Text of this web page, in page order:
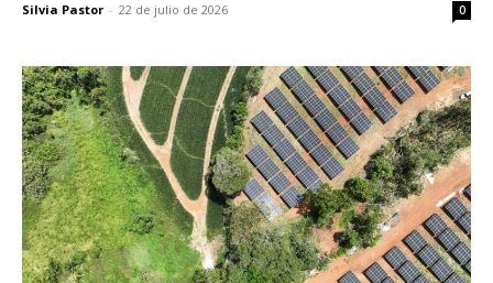
Silvia Pastor - 22 de julio de 2026 0